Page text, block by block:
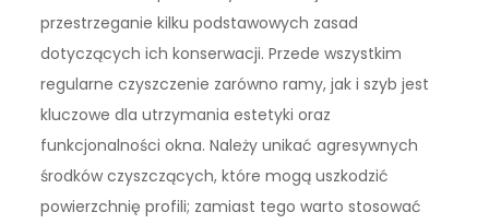
przestrzeganie kilku podstawowych zasad
dotyczących ich konserwacji. Przede wszystkim
regularne czyszczenie zarówno ramy, jak i szyb jest
kluczowe dla utrzymania estetyki oraz
funkcjonalności okna. Należy unikać agresywnych
środków czyszczących, które mogą uszkodzić
powierzchnię profili; zamiast tego warto stosować